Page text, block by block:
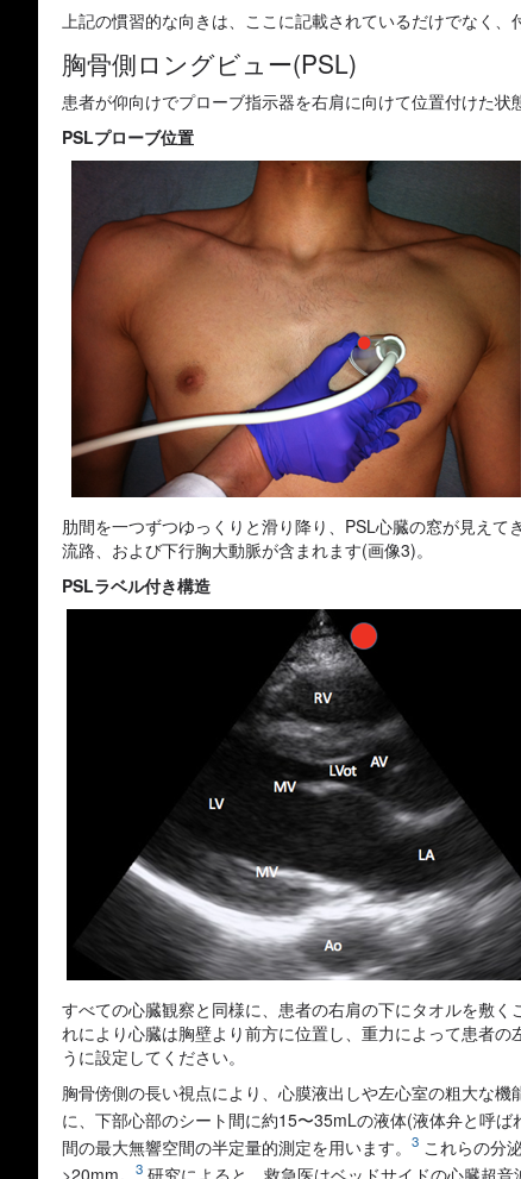
上記の慣習的な向きは、ここに記載されているだけでなく、
胸骨側ロングビュー(PSL)
患者が仰向けでプローブ指示器を右肩に向けて位置付けた
PSLプローブ位置
肋間を一つずつゆっくりと滑り降り、PSL心臓の窓が見え
流路、および下行胸大動脈が含まれます(画像3)。
PSLラベル付き構造
すべての心臓観察と同様に、患者の右肩の下にタオルを敷
れにより心臓は胸壁より前方に位置し、重力によって患者
うに設定してください。
胸骨傍側の長い視点により、心膜液出しや左心室の粗大な
に、下部心部のシート間に約15〜35mLの液体(液体弁と呼ば
間の最大無響空間の半定量的測定を用います。
3 これらの分
>20mm。
3 研究によると、救急医はベッドサイドの心臓超